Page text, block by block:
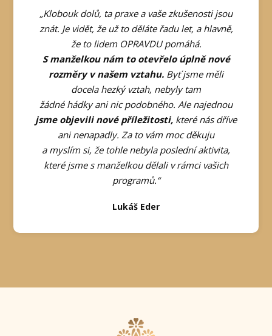
„Klobouk dolů, ta praxe a vaše zkušenosti jsou
znát. Je vidět, že už to děláte řadu let, a hlavně,
že to lidem OPRAVDU pomáhá.
S manželkou nám to otevřelo úplně nové
rozměry v našem vztahu. Byť jsme měli
docela hezký vztah, nebyly tam
žádné hádky ani nic podobného. Ale najednou
jsme objevili nové příležitosti, které nás dříve
ani nenapadly. Za to vám moc děkuju
a myslím si, že tohle nebyla poslední aktivita,
které jsme s manželkou dělali v rámci vašich
programů.“
Lukáš Eder